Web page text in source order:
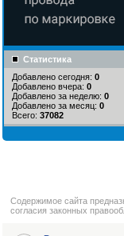
Статистика
Добавлено сегодня: 0
Добавлено вчера: 0
Добавлено за неделю: 0
Добавлено за месяц: 0
Всего: 37082
Cодержимое сайта
согласия законных